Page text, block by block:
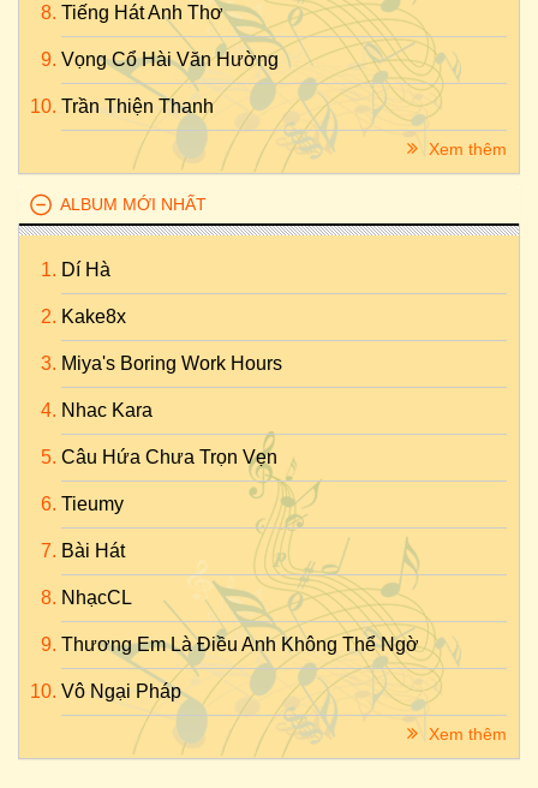
Tiếng Hát Anh Thơ
Vọng Cổ Hài Văn Hường
Trần Thiện Thanh
Xem thêm
ALBUM MỚI NHẤT
Dí Hà
Kake8x
Miya's Boring Work Hours
Nhac Kara
Câu Hứa Chưa Trọn Vẹn
Tieumy
Bài Hát
NhạcCL
Thương Em Là Điều Anh Không Thể Ngờ
Vô Ngại Pháp
Xem thêm